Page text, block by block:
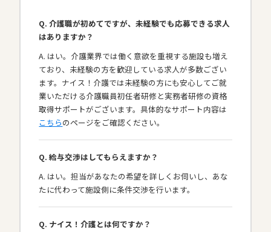
Q. 介護職が初めてですが、未経験でも応募できる求人
はありますか？
A. はい。介護業界では働く意欲を重視する施設も増え
ており、未経験の方を歓迎している求人が多数ござい
ます。ナイス！介護では未経験の方にも安心してご就
業いただける介護職員初任者研修と実務者研修の資格
取得サポートがございます。具体的なサポート内容は
こちらのページをご確認ください。
Q. 給与交渉はしてもらえますか？
A. はい。担当があなたの希望を詳しくお伺いし、あな
たに代わって施設側に条件交渉を行います。
Q. ナイス！介護とは何ですか？